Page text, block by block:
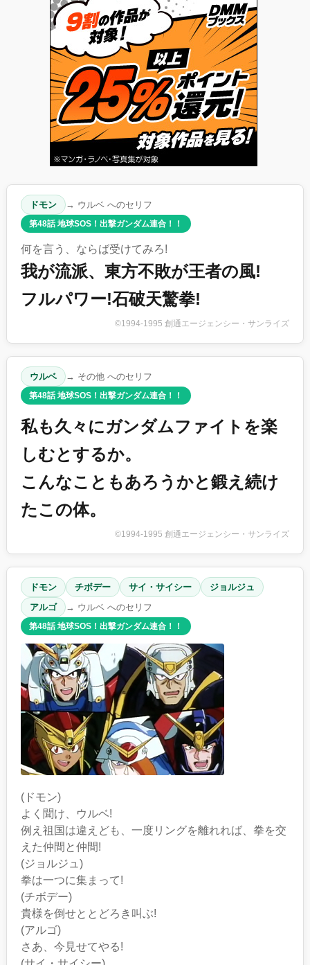
ドモン → ウルベ へのセリフ
第48話 地球SOS！出撃ガンダム連合！！
何を言う、ならば受けてみろ!
我が流派、東方不敗が王者の風!
フルパワー!石破天驚拳!
©1994-1995 創通エージェンシー・サンライズ
ウルベ → その他 へのセリフ
第48話 地球SOS！出撃ガンダム連合！！
私も久々にガンダムファイトを楽
しむとするか。
こんなこともあろうかと鍛え続け
たこの体。
©1994-1995 創通エージェンシー・サンライズ
ドモン チボデー サイ・サイシー
ジョルジュ
アルゴ
→ ウルベ へのセリフ
第48話 地球SOS！出撃ガンダム連合！！
(ドモン)
よく聞け、ウルベ!
例え祖国は違えども、一度リングを離れれば、拳を交
えた仲間と仲間!
(ジョルジュ)
拳は一つに集まって!
(チボデー)
貴様を倒せととどろき叫ぶ!
(アルゴ)
さあ、今見せてやる!